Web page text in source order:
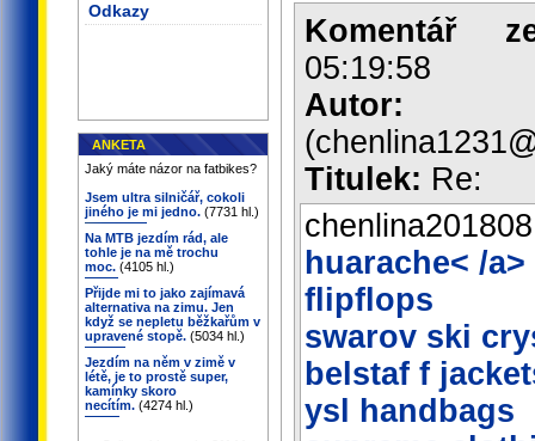
Odkazy
ANKETA
Jaký máte názor na fatbikes?
Jsem ultra silničář, cokoli
jiného je mi jedno. (7731 hl.)
Na MTB jezdím rád, ale
tohle je na mě trochu
moc. (4105 hl.)
Přijde mi to jako zajímavá
alternativa na zimu. Jen
když se nepletu běžkařům v
upravené stopě. (5034 hl.)
Jezdím na něm v zimě v
létě, je to prostě super,
kamínky skoro
necítím. (4274 hl.)
Komentář
05:19:58
Autor:
Titulek: Re:
huarache< /a>
flipflops
swarov ski
belstaf f
ysl handbags